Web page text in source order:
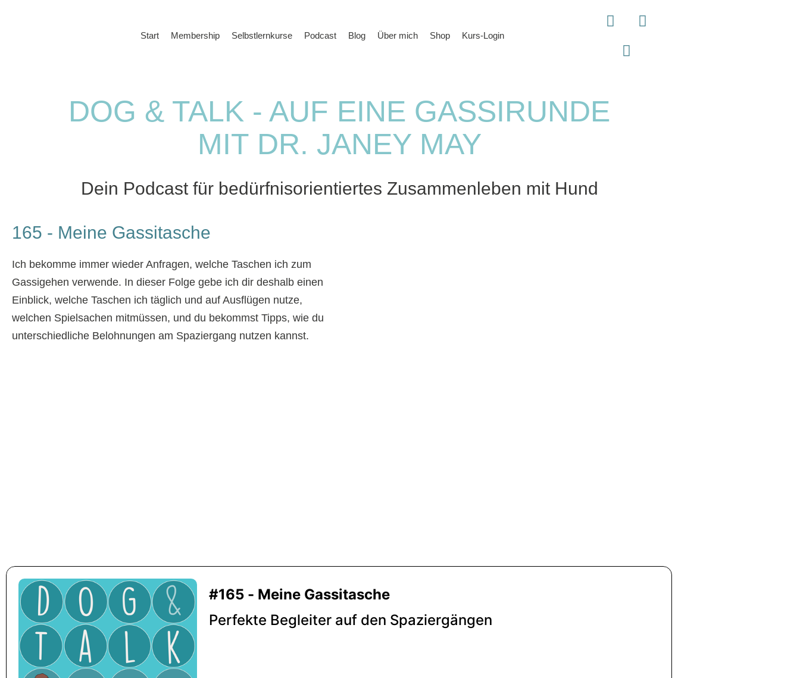
Start Membership Selbstlernkurse Podcast Blog Über mich Shop Kurs-Login
DOG & TALK - AUF EINE GASSIRUNDE
MIT DR. JANEY MAY
Dein Podcast für bedürfnisorientiertes Zusammenleben mit Hund
165 - Meine Gassitasche
Ich bekomme immer wieder Anfragen, welche Taschen ich zum
Gassigehen verwende. In dieser Folge gebe ich dir deshalb einen
Einblick, welche Taschen ich täglich und auf Ausflügen nutze,
welchen Spielsachen mitmüssen, und du bekommst Tipps, wie du
unterschiedliche Belohnungen am Spaziergang nutzen kannst.